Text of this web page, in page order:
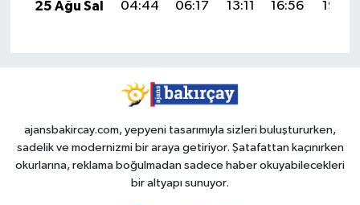
25 Ağu Sal
04:44 06:17 13:11 16:56 19:56
ajansbakircay.com, yepyeni tasarımıyla sizleri buluştururken,
sadelik ve modernizmi bir araya getiriyor. Şatafattan kaçınırken
okurlarına, reklama boğulmadan sadece haber okuyabilecekleri
bir altyapı sunuyor.